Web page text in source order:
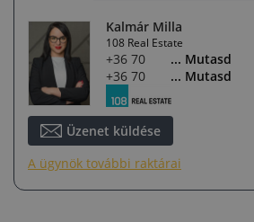
Kalmár Milla
108 Real Estate
+36 70 408 4508... Mutasd
+36 70 408 4508... Mutasd
Üzenet küldése
A ügynök további raktárai